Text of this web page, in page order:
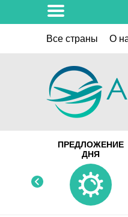
Все страны О
ПРЕДЛОЖЕНИЕ
ДНЯ